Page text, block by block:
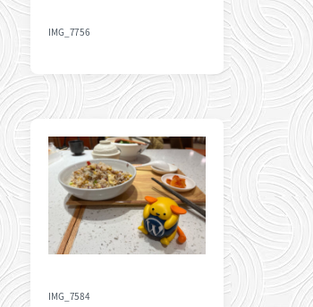
IMG_7756
IMG_7584